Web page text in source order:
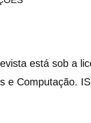
está sob a
e Computação.